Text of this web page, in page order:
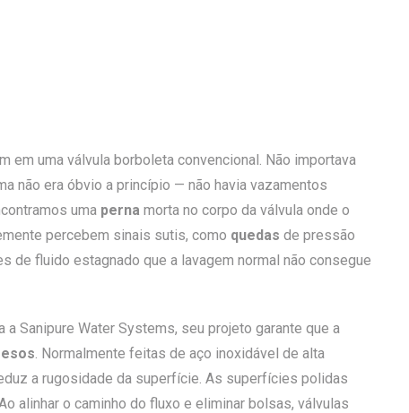
em uma válvula borboleta convencional. Não importava
não era óbvio a princípio — não havia vazamentos
uma perna morta no corpo da válvula onde o
percebem sinais sutis, como quedas de pressão
de fluido estagnado que a lavagem normal não consegue
Sanipure Water Systems, seu projeto garante que a
. Normalmente feitas de aço inoxidável de alta
a rugosidade da superfície. As superfícies polidas
alinhar o caminho do fluxo e eliminar bolsas, válvulas